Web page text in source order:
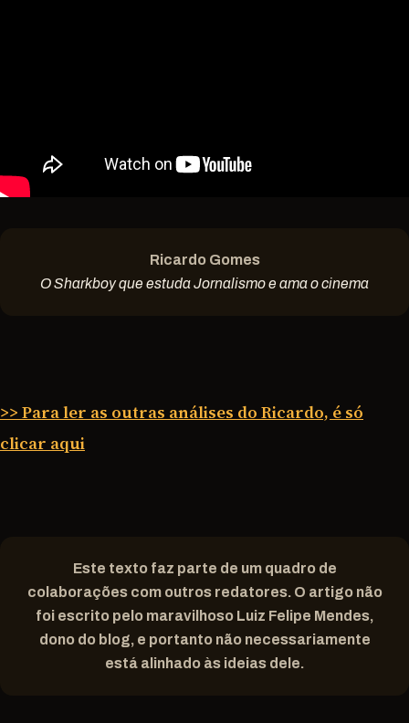
Ricardo Gomes
O Sharkboy que estuda Jornalismo e ama o cinema
>> Para ler as outras análises do Ricardo, é só
clicar aqui
Este texto faz parte de um quadro de
colaborações com outros redatores. O artigo não
foi escrito pelo maravilhoso Luiz Felipe Mendes,
dono do blog, e portanto não necessariamente
está alinhado às ideias dele.